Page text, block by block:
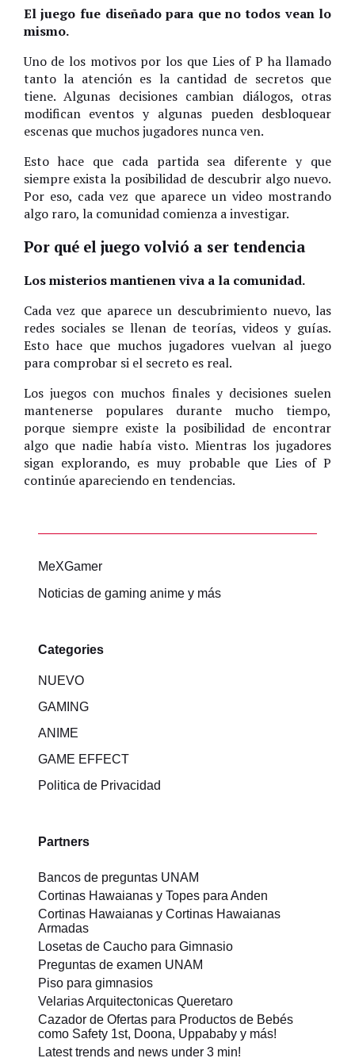
El juego fue diseñado para que no todos vean lo
mismo.
Uno de los motivos por los que Lies of P ha llamado
tanto la atención es la cantidad de secretos que
tiene. Algunas decisiones cambian diálogos, otras
modifican eventos y algunas pueden desbloquear
escenas que muchos jugadores nunca ven.
Esto hace que cada partida sea diferente y que
siempre exista la posibilidad de descubrir algo nuevo.
Por eso, cada vez que aparece un video mostrando
algo raro, la comunidad comienza a investigar.
Por qué el juego volvió a ser tendencia
Los misterios mantienen viva a la comunidad.
Cada vez que aparece un descubrimiento nuevo, las
redes sociales se llenan de teorías, videos y guías.
Esto hace que muchos jugadores vuelvan al juego
para comprobar si el secreto es real.
Los juegos con muchos finales y decisiones suelen
mantenerse populares durante mucho tiempo,
porque siempre existe la posibilidad de encontrar
algo que nadie había visto. Mientras los jugadores
sigan explorando, es muy probable que Lies of P
continúe apareciendo en tendencias.
MeXGamer
Noticias de gaming anime y más
Categories
NUEVO
GAMING
ANIME
GAME EFFECT
Politica de Privacidad
Partners
Bancos de preguntas UNAM
Cortinas Hawaianas y Topes para Anden
Cortinas Hawaianas y Cortinas Hawaianas
Armadas
Losetas de Caucho para Gimnasio
Preguntas de examen UNAM
Piso para gimnasios
Velarias Arquitectonicas Queretaro
Cazador de Ofertas para Productos de Bebés
como Safety 1st, Doona, Uppababy y más!
Latest trends and news under 3 min!